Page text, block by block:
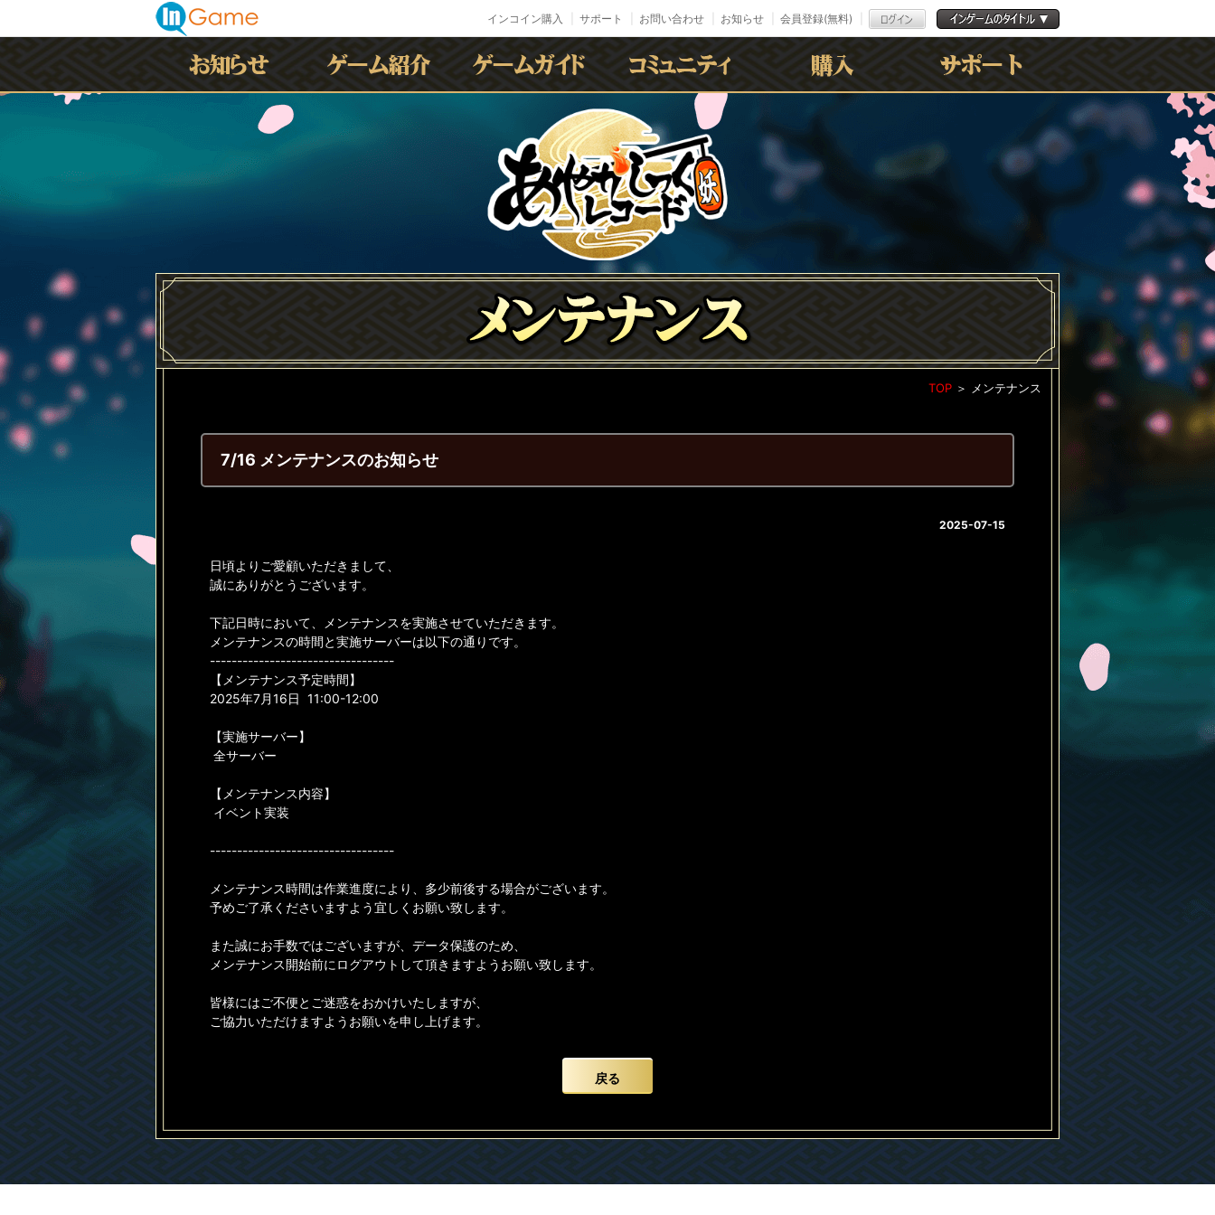
インコイン購入 サポート お問い合わせ お知らせ 会員登録(無料)
イベント 利用規約
ﾌﾟﾗｲﾊﾞｼｰﾎﾟﾘｼｰ
TOP ＞ メンテナンス
7/16 メンテナンスのお知らせ
2025-07-15
日頃よりご愛顧いただきまして、
誠にありがとうございます。
下記日時において、メンテナンスを実施させていただきます。
メンテナンスの時間と実施サーバーは以下の通りです。
----------------------------------
【メンテナンス予定時間】
2025年7月16日 11:00-12:00
【実施サーバー】
全サーバー
【メンテナンス内容】
イベント実装
----------------------------------
メンテナンス時間は作業進度により、多少前後する場合がございます。
予めご了承くださいますよう宜しくお願い致します。
また誠にお手数ではございますが、データ保護のため、
メンテナンス開始前にログアウトして頂きますようお願い致します。
皆様にはご不便とご迷惑をおかけいたしますが、
ご協力いただけますようお願いを申し上げます。
戻る